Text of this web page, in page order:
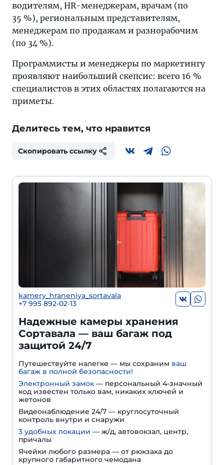
водителям, HR-менеджерам, врачам (по
35 %), региональным представителям,
менеджерам по продажам и разнорабочим
(по 34 %).
Программисты и менеджеры по маркетингу
проявляют наибольший скепсис: всего 16 %
специалистов в этих областях полагаются на
приметы.
Делитесь тем, что нравится
Скопировать ссылку
kamery_hraneniya_sortavala
+7 995 892-02-13
Надежные камеры хранения
Сортавала — ваш багаж под
защитой 24/7
Путешествуйте налегке — мы сохраним ваш
багаж в полной безопасности!
Электронный замок — персональный 4-значный
код известен только вам, никаких ключей и
жетонов
Видеонаблюдение 24/7 — круглосуточный
контроль внутри и снаружи
3 удобных локации — ж/д, автовокзал, центр,
причалы
Ячейки любого размера — от рюкзака до
крупного габаритного чемодана